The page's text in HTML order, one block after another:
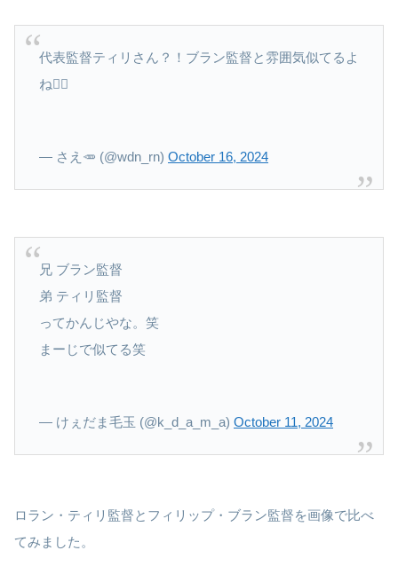
代表監督ティリさん？！ブラン監督と雰囲気似てるよ
ね👈🏻
— さえ🥕 (@wdn_rn) October 16, 2024
兄 ブラン監督
弟 ティリ監督
ってかんじやな。笑
まーじで似てる笑
— けぇだま毛玉 (@k_d_a_m_a) October 11, 2024
ロラン・ティリ監督とフィリップ・ブラン監督を画像で比べ
てみました。